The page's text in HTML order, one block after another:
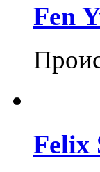
Fen
Felix